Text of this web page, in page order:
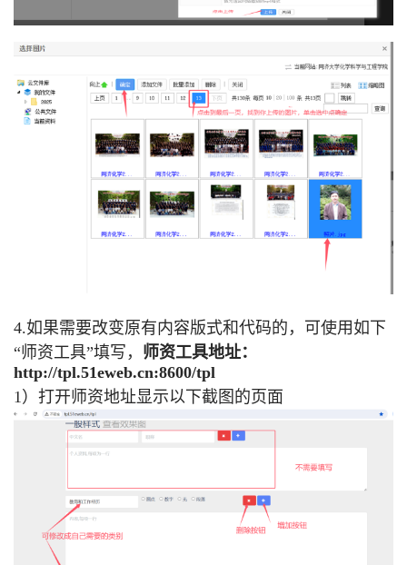
4.如果需要改变原有内容版式和代码的，可使用如下
“师资工具”填写， 师资工具地址：
http://tpl.51eweb.cn:8600/tpl
1）打开师资地址显示以下截图的页面